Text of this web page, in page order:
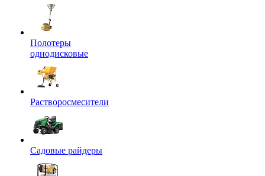
Полотеры
однодисковые
Растворосмесители
Садовые райдеры